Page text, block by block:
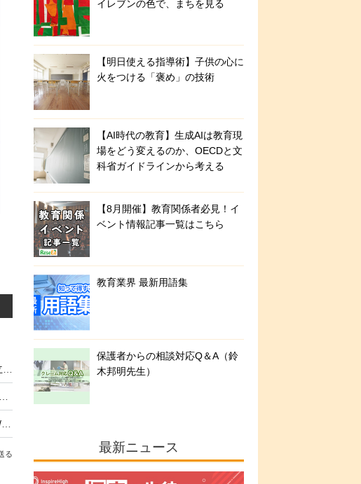
「学校とのつながり」いじめや不登校と関連…国立教育政策研究所
【教員採用】東京都、1次試験の問題・正答・配点を公開
いじめ重大化を防ぐには…首長部局向けセミナー8/4東京
る
イレブンの色で、まちを見る
【明日使える指導術】子供の心に
火をつける「褒め」の技術
【AI時代の教育】生成AIは教育現
場をどう変えるのか、OECDと文
科省ガイドラインから考える
【8月開催】教育関係者必見！イ
ベント情報記事一覧はこちら
教育業界 最新用語集
保護者からの相談対応Q＆A（鈴
木邦明先生）
最新ニュース